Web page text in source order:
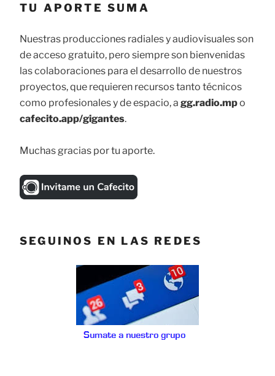
TU APORTE SUMA
Nuestras producciones radiales y audiovisuales son
de acceso gratuito, pero siempre son bienvenidas
las colaboraciones para el desarrollo de nuestros
proyectos, que requieren recursos tanto técnicos
como profesionales y de espacio, a gg.radio.mpo
cafecito.app/gigantes.
Muchas gracias por tu aporte.
SEGUINOS EN LAS REDES